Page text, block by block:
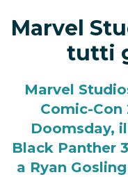
Marvel
tutti
Marvel
Comic-Con
Doomsday,
Black Panther
a Ryan